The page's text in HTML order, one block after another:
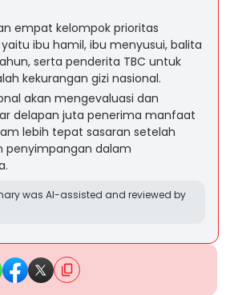
empat kelompok prioritas
ibu hamil, ibu menyusui, balita
serta penderita TBC untuk
kekurangan gizi nasional.
akan mengevaluasi dan
delapan juta penerima manfaat
lebih tepat sasaran setelah
penyimpangan dalam
was AI-assisted and reviewed by